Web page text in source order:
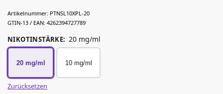
Artikelnummer: PTNSL10XPL-20
GTIN-13 / EAN: 4262394727789
NIKOTINSTÄRKE: 20 mg/ml
20 mg/ml 10 mg/ml
Zurücksetzen